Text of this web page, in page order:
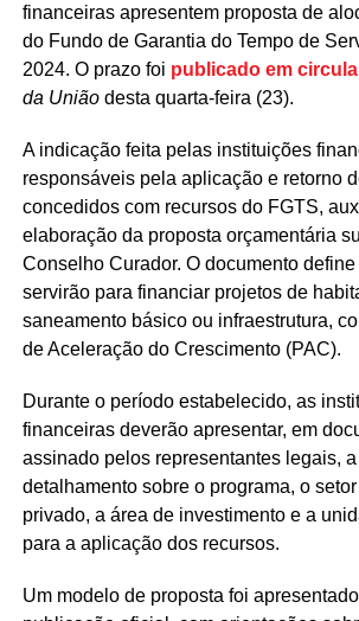
financeiras apresentem proposta de
do Fundo de Garantia do Tempo de
2024. O prazo foi publicado em
da Uniãodesta quarta-feira (23).
A indicação feita pelas instituições
responsáveis pela aplicação e retorno
concedidos com recursos do FGTS,
elaboração da proposta orçamentária
Conselho Curador. O documento
servirão para financiar projetos de
saneamento básico ou infraestrutura,
de Aceleração do Crescimento (PAC).
Durante o período estabelecido, as
financeiras deverão apresentar, em
assinado pelos representantes legais,
detalhamento sobre o programa, o
privado, a área de investimento e a
para a aplicação dos recursos.
Um modelo de proposta foi